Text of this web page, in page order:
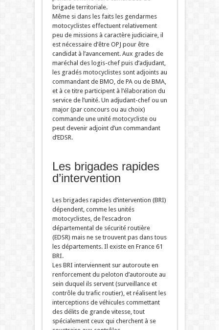
brigade territoriale.
Même si dans les faits les gendarmes
motocyclistes effectuent relativement
peu de missions à caractère judiciaire, il
est nécessaire d’être OPJ pour être
candidat à l’avancement. Aux grades de
maréchal des logis-chef puis d’adjudant,
les gradés motocyclistes sont adjoints au
commandant de BMO, de PA ou de BMA,
et à ce titre participent à l’élaboration du
service de l’unité. Un adjudant-chef ou un
major (par concours ou au choix)
commande une unité motocycliste ou
peut devenir adjoint d’un commandant
d’EDSR.
Les brigades rapides
d’intervention
Les brigades rapides d’intervention (BRI)
dépendent, comme les unités
motocyclistes, de l’escadron
départemental de sécurité routière
(EDSR) mais ne se trouvent pas dans tous
les départements. Il existe en France 61
BRI.
Les BRI interviennent sur autoroute en
renforcement du peloton d’autoroute au
sein duquel ils servent (surveillance et
contrôle du trafic routier), et réalisent les
interceptions de véhicules commettant
des délits de grande vitesse, tout
spécialement ceux qui cherchent à se